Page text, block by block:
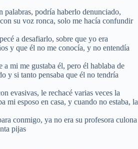
palabras, podría haberlo denunciado,
su voz ronca, solo me hacía confundir
a desafiarlo, sobre que yo era
y que él no me conocía, y no entendía
a mi me gustaba él, pero él hablaba de
y si tanto pensaba que él no tendría
evasivas, le rechacé varias veces la
mi esposo en casa, y cuando no estaba, la
conmigo, ya no era su profesora culona
pijas